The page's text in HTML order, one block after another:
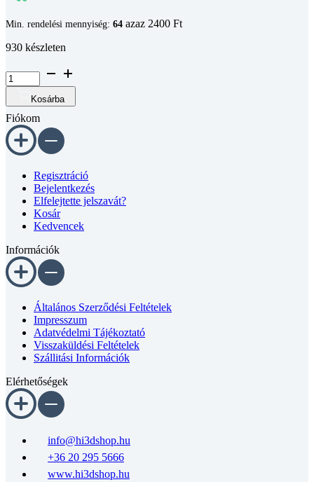
Min. rendelési mennyiség: 64 azaz 2400 Ft
930 készleten
Hatlapfejű
csavar
933
8.8
horganyzott
M3x30
mennyiség
Kosárba
Fiókom
Regisztráció
Bejelentkezés
Elfelejtette jelszavát?
Kosár
Kedvencek
Információk
Általános Szerződési Feltételek
Impresszum
Adatvédelmi Tájékoztató
Visszaküldési Feltételek
Szállitási Információk
Elérhetőségek
info@hi3dshop.hu
+36 20 295 5666
www.hi3dshop.hu